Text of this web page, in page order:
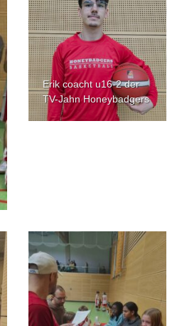
Erik coacht u16-2 der
TV-Jahn Honeybadgers